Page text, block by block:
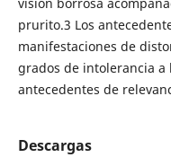
prurito.3 Los
manifestaciones de
grados de intolerancia a
antecedentes de
Descargas